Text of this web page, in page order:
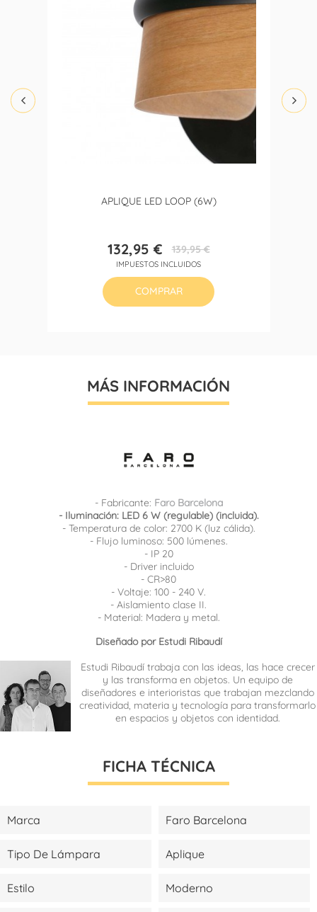
APLIQUE LED LOOP (6W)
Precio
132,95 €Precio
base
139,95 €
IMPUESTOS INCLUIDOS
COMPRAR
MÁS INFORMACIÓN
- Fabricante: Faro Barcelona
- Iluminación: LED 6 W (regulable) (incluida).
- Temperatura de color: 2700 K (luz cálida).
- Flujo luminoso: 500 lúmenes.
- IP 20
- Driver incluido
- CR>80
- Voltaje: 100 - 240 V.
- Aislamiento clase II.
- Material: Madera y metal.
Diseñado por Estudi Ribaudí
Estudi Ribaudí trabaja con las ideas, las hace crecer
y las transforma en objetos. Un equipo de
diseñadores e interioristas que trabajan mezclando
creatividad, materia y tecnología para transformarlo
en espacios y objetos con identidad.
FICHA TÉCNICA
Marca Faro Barcelona
Tipo De Lámpara Aplique
Estilo Moderno